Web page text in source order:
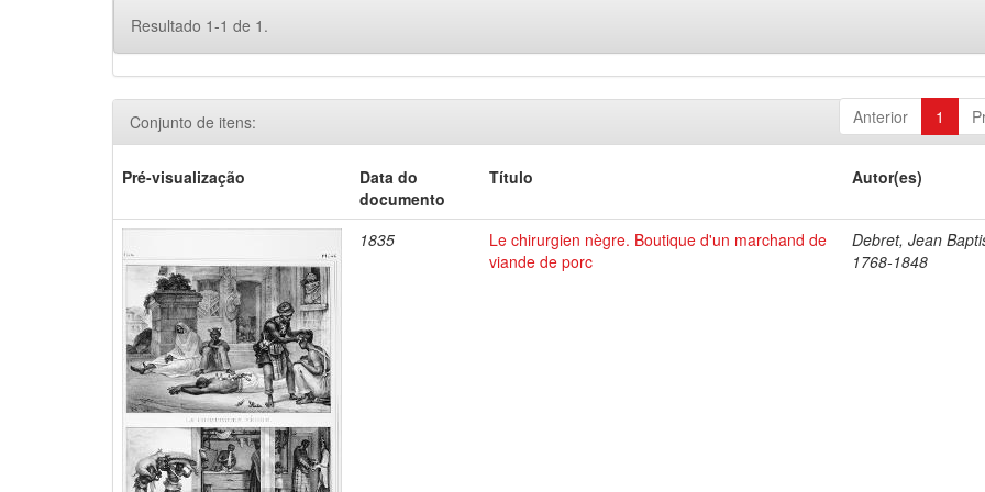
Resultado 1-1 de 1.
Anterior 1
Conjunto de itens:
Pré-visualização
Data do
documento
Título Autor(es)
1835
Le chirurgien nègre. Boutique d'un marchand de
viande de porc
Debret, Jean
1768-1848